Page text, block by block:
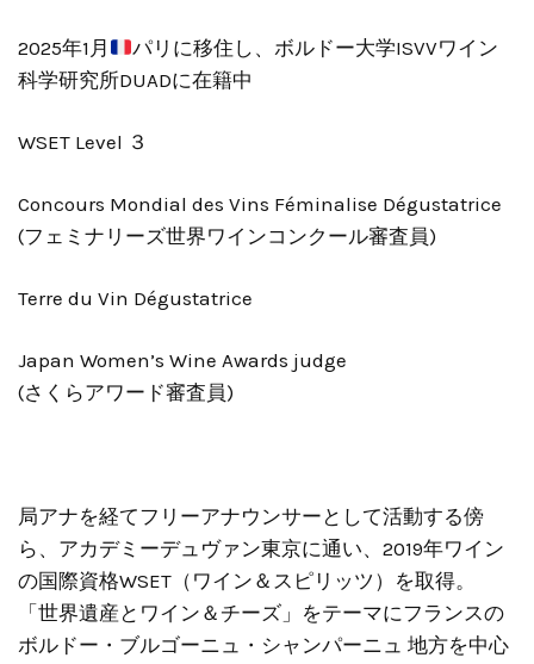
2025年1月
パリに移住し、ボルドー大学ISVVワイン
科学研究所DUADに在籍中
WSET Level ３
Concours Mondial des Vins Féminalise Dégustatrice
(フェミナリーズ世界ワインコンクール審査員)
Terre du Vin Dégustatrice
Japan Women’s Wine Awards judge
(さくらアワード審査員)
局アナを経てフリーアナウンサーとして活動する傍
ら、アカデミーデュヴァン東京に通い、2019年ワイン
の国際資格WSET（ワイン＆スピリッツ）を取得。
「世界遺産とワイン＆チーズ」をテーマにフランスの
ボルドー・ブルゴーニュ・シャンパーニュ 地方を中心